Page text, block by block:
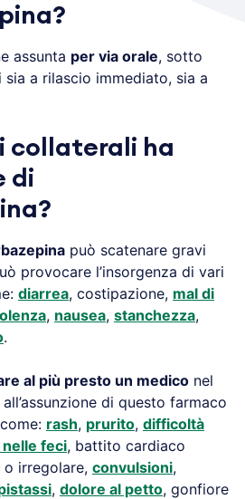
assunta per via orale, sotto
a rilascio immediato, sia a
collaterali ha
di
può scatenare gravi
provocare l’insorgenza di vari
diarrea, costipazione, mal di
, nausea, stanchezza,
.
al più presto un medico nel
di questo farmaco
rash, prurito, difficoltà
feci, battito cardiaco
irregolare, convulsioni,
, dolore al petto, gonfiore